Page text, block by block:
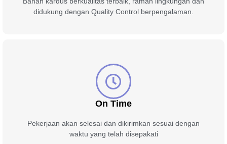
didukung dengan Quality Control berpengalaman.
On Time
Pekerjaan akan selesai dan dikirimkan sesuai dengan
waktu yang telah disepakati